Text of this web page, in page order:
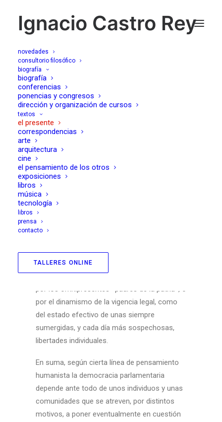
Ignacio Castro Rey
novedades
consultorio filosófico
biografía
biografía
conferencias
ponencias y congresos
dirección y organización de cursos
textos
el presente
correspondencias
arte
arquitectura
cine
el pensamiento de los otros
exposiciones
libros
música
tecnología
libros
prensa
contacto
TALLERES ONLINE
Buscando veredas
10/05/2023
Al margen incluso de la impresionante
reflexión de Carl Schmitt sobre el estatuto
jurídico de la
simple diferencia moderna entre
legalidad
nuestras democracias depende, sobre todo
de la sensibilidad ciudadana ante el conflicto
que de la clarividencia de las leyes
consensuadas. No tanto de un pacto cuajado
por los omnipresentes «padres de la patria», o
por el dinamismo de la vigencia legal, como
del estado efectivo de unas siempre
sumergidas, y cada día más sospechosas,
libertades individuales.
En suma, según cierta línea de pensamiento
humanista la democracia parlamentaria
depende ante todo de unos individuos y unas
comunidades que se atreven, por distintos
motivos, a poner eventualmente en cuestión